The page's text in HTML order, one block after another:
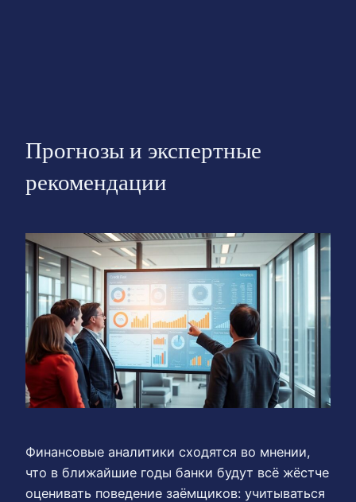
Прогнозы и экспертные
рекомендации
Финансовые аналитики сходятся во мнении,
что в ближайшие годы банки будут всё жёстче
оценивать поведение заёмщиков: учитываться